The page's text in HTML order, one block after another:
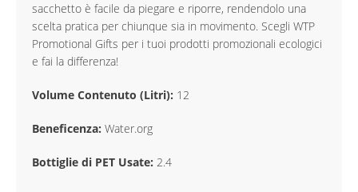
sacchetto è facile da piegare e riporre, rendendolo una
scelta pratica per chiunque sia in movimento. Scegli WTP
Promotional Gifts per i tuoi prodotti promozionali ecologici
e fai la differenza!
Volume Contenuto (Litri): 12
Beneficenza: Water.org
Bottiglie di PET Usate: 2.4